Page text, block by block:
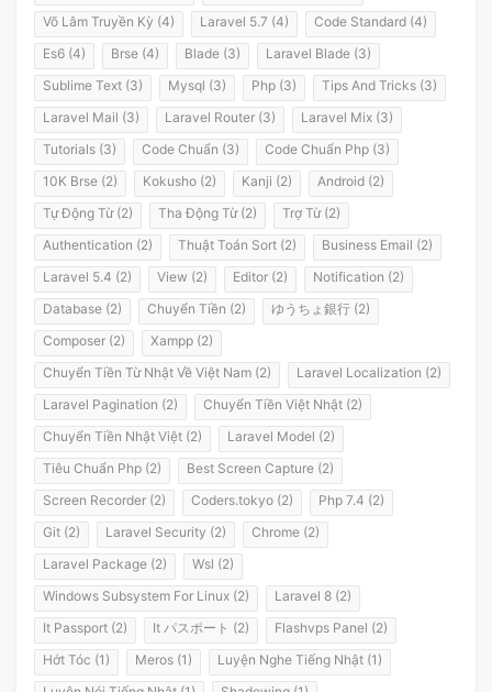
Võ Lâm Truyền Kỳ (4)
Laravel 5.7 (4)
Code Standard (4)
Es6 (4)
Brse (4) Blade (3)
Laravel Blade (3)
Sublime Text (3)
Mysql (3) Php (3)
Tips And Tricks (3)
Laravel Mail (3)
Laravel Router (3)
Laravel Mix (3)
Tutorials (3)
Code Chuẩn (3)
Code Chuẩn Php (3)
10K Brse (2)
Kokusho (2) Kanji (2)
Android (2)
Tự Động Từ (2)
Tha Động Từ (2)
Trợ Từ (2)
Authentication (2)
Thuật Toán Sort (2)
Business Email (2)
Laravel 5.4 (2)
View (2) Editor (2)
Notification (2)
Database (2)
Chuyển Tiền (2)
ゆうちょ銀行 (2)
Composer (2)
Xampp (2)
Chuyển Tiền Từ Nhật Về Việt Nam (2)
Laravel Localization (2)
Laravel Pagination (2)
Chuyển Tiền Việt Nhật (2)
Chuyển Tiền Nhật Việt (2)
Laravel Model (2)
Tiêu Chuẩn Php (2)
Best Screen Capture (2)
Screen Recorder (2)
Coders.tokyo (2)
Php 7.4 (2)
Git (2)
Laravel Security (2)
Chrome (2)
Laravel Package (2)
Wsl (2)
Windows Subsystem For Linux (2)
Laravel 8 (2)
It Passport (2)
It パスポート (2)
Flashvps Panel (2)
Hớt Tóc (1)
Meros (1)
Luyện Nghe Tiếng Nhật (1)